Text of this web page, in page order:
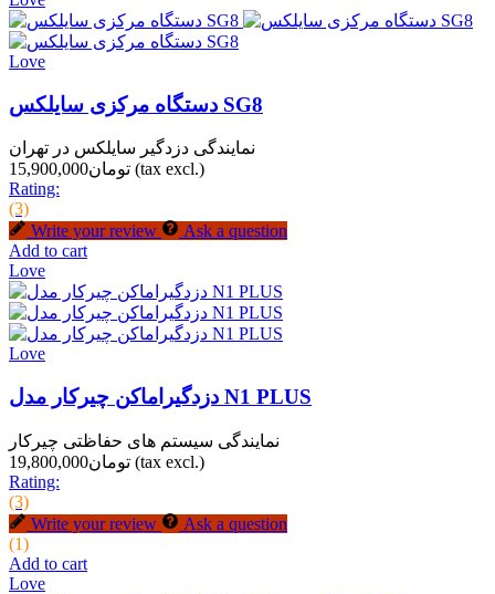
Love
دستگاه مرکزی سایلکس SG8
نمایندگی دزدگیر سایلکس در تهران
تومان15,900,000 (tax excl.)
Rating:
(3)
Write your review
Ask a question
Add to cart
Love
Love
دزدگیراماکن چیرکار مدل N1 PLUS
نمایندگی سیستم های حفاظتی چیرکار
تومان19,800,000 (tax excl.)
Rating:
(3)
Write your review
Ask a question
(1)
Add to cart
Love